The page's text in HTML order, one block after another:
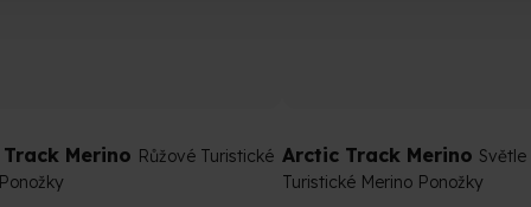
Merino Růžové Turistické Arctic Track Merino
Turistické Merino Ponožky